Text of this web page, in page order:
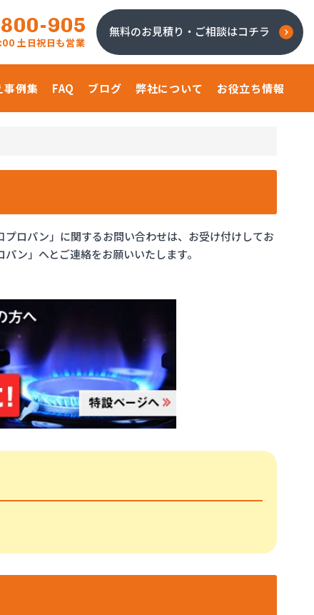
905
土日祝日も営業
無料のお見積り・ご相談はコチラ
事例集 FAQ ブログ 弊社について お役立ち情報
ロパン」に関するお問い合わせは、お受け付けしてお
ン」へとご連絡をお願いいたします。